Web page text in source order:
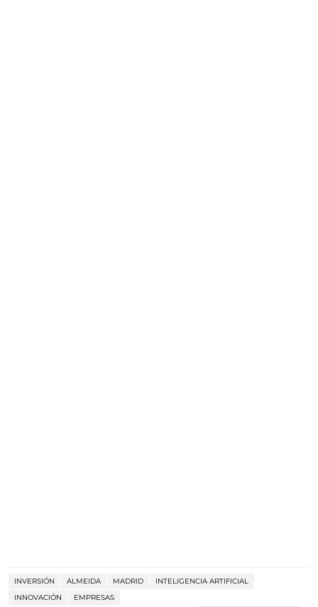
INVERSIÓN ALMEIDA MADRID
INTELIGENCIA ARTIFICIAL
INNOVACIÓN
EMPRESAS